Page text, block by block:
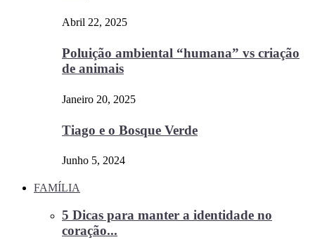
Abril 22, 2025
Poluição ambiental “humana” vs criação
de animais
Janeiro 20, 2025
Tiago e o Bosque Verde
Junho 5, 2024
FAMÍLIA
5 Dicas para manter a identidade no
coração...